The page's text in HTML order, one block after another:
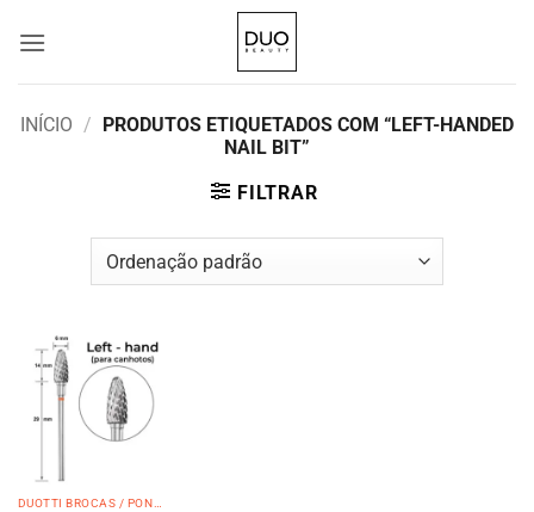
INÍCIO / PRODUTOS ETIQUETADOS COM “LEFT-HANDED
NAIL BIT”
FILTRAR